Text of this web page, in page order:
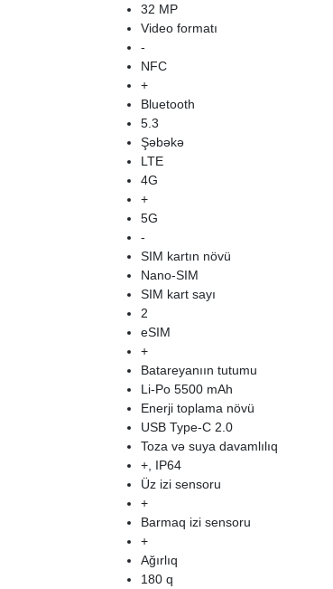
32 MP
Video formatı
-
NFC
+
Bluetooth
5.3
Şəbəkə
LTE
4G
+
5G
-
SIM kartın növü
Nano-SIM
SIM kart sayı
2
eSIM
+
Batareyanıın tutumu
Li-Po 5500 mAh
Enerji toplama növü
USB Type-C 2.0
Toza və suya davamlılıq
+, IP64
Üz izi sensoru
+
Barmaq izi sensoru
+
Ağırlıq
180 q